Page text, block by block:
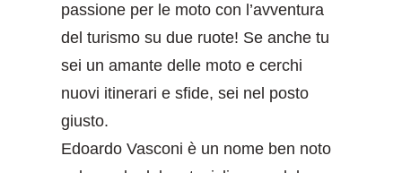
passione per le moto con l’avventura
del turismo su due ruote! Se anche tu
sei un amante delle moto e cerchi
nuovi itinerari e sfide, sei nel posto
giusto.
Edoardo Vasconi è un nome ben noto